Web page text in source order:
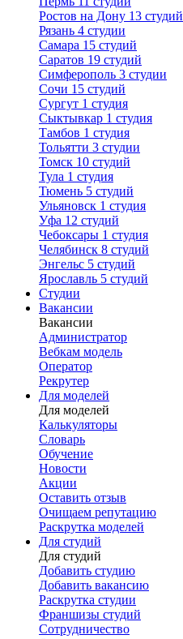
Ростов на Дону 13 студий
Рязань 4 студии
Самара 15 студий
Саратов 19 студий
Симферополь 3 студии
Сочи 15 студий
Сургут 1 студия
Сыктывкар 1 студия
Тамбов 1 студия
Тольятти 3 студии
Томск 10 студий
Тула 1 студия
Тюмень 5 студий
Ульяновск 1 студия
Уфа 12 студий
Чебоксары 1 студия
Челябинск 8 студий
Энгельс 5 студий
Ярославль 5 студий
Студии
Вакансии
Вакансии
Администратор
Вебкам модель
Оператор
Рекрутер
Для моделей
Для моделей
Калькуляторы
Словарь
Обучение
Новости
Акции
Оставить отзыв
Очищаем репутацию
Раскрутка моделей
Для студий
Для студий
Добавить студию
Добавить вакансию
Раскрутка студии
Франшизы студий
Сотрудничество